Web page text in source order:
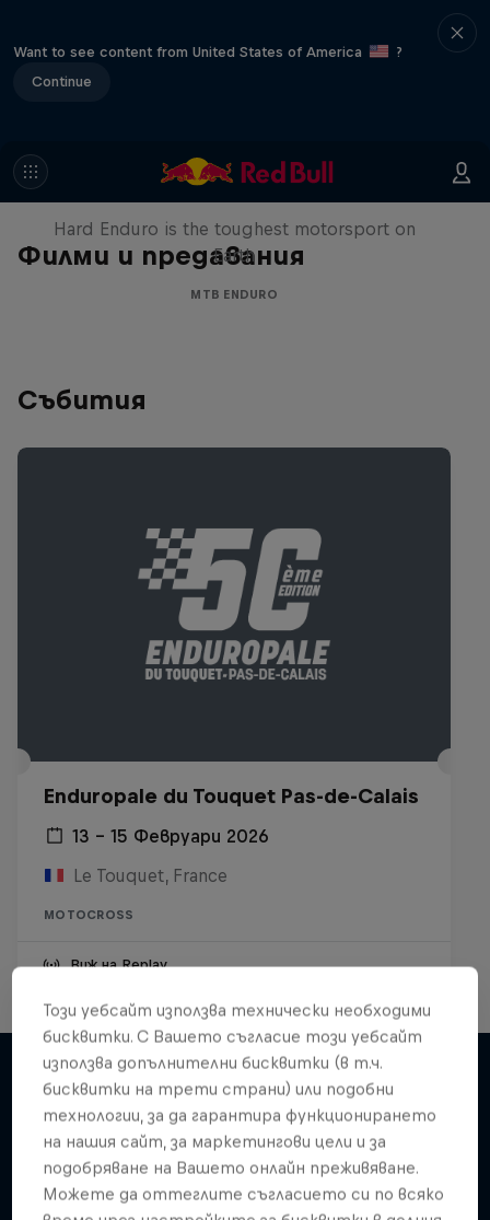
Want to see content from United States of America
?
Continue
Филми и предавания
Hard Enduro 2025: The Hardest
Season Yet?
Hard Enduro is the toughest motorsport on
Earth
MTB ENDURO
Събития
Enduropale du Touquet Pas-de-Calais
13 – 15 Февруари 2026
Le Touquet, France
MOTOCROSS
Виж на Replay
Подобни
Този уебсайт използва технически необходими
бисквитки. С Вашето съгласие този уебсайт
използва допълнителни бисквитки (в т.ч.
бисквитки на трети страни) или подобни
технологии, за да гарантира функционирането
на нашия сайт, за маркетингови цели и за
подобряване на Вашето онлайн преживяване.
Можете да оттеглите съгласието си по всяко